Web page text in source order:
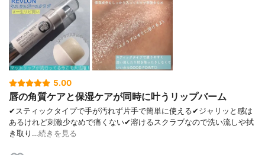
5.00
唇の角質ケアと保湿ケアが同時に叶うリップバーム
✔︎スティックタイプで手が汚れず片手で簡単に使える✔︎ジャリッと感は
あるけれど刺激少なめで痛くない✔︎溶けるスクラブなので洗い流しや拭
き取り…続きを見る